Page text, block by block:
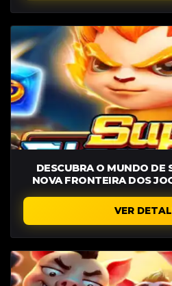
DESCUBRA O MUNDO DE
NOVA FRONTEIRA DOS
VER